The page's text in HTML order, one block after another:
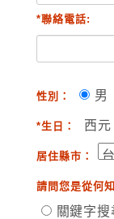
*聯絡電話:
性別：
*生日： 西元
居住縣市：
請問您是從何
關鍵字